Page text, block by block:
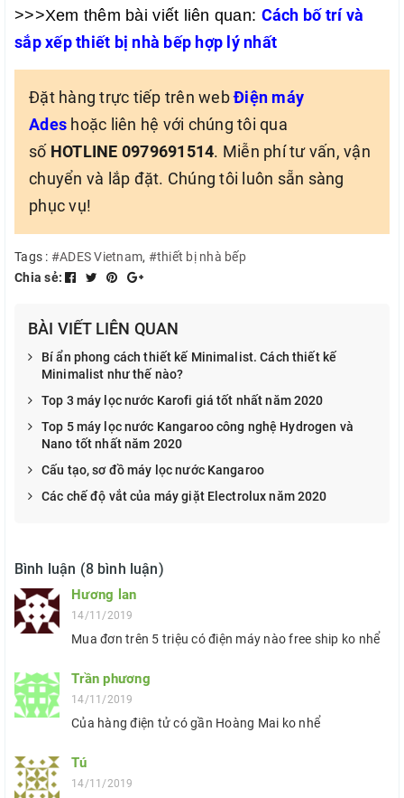
>>>Xem thêm bài viết liên quan: Cách bố trí và
sắp xếp thiết bị nhà bếp hợp lý nhất
Đặt hàng trực tiếp trên webĐiện máy
Ades hoặc liên hệ với chúng tôi qua
số HOTLINE 0979691514. Miễn phí tư vấn, vận
chuyển và lắp đặt. Chúng tôi luôn sẵn sàng
phục vụ!
Tags : #ADES Vietnam, #thiết bị nhà bếp
Chia sẻ:
BÀI VIẾT LIÊN QUAN
Bí ẩn phong cách thiết kế Minimalist. Cách thiết kế
Minimalist như thế nào?
Top 3 máy lọc nước Karofi giá tốt nhất năm 2020
Top 5 máy lọc nước Kangaroo công nghệ Hydrogen và
Nano tốt nhất năm 2020
Cấu tạo, sơ đồ máy lọc nước Kangaroo
Các chế độ vắt của máy giặt Electrolux năm 2020
Bình luận (8 bình luận)
Hương lan
14/11/2019
Mua đơn trên 5 triệu có điện máy nào free ship ko nhể
Trần phương
14/11/2019
Của hàng điện tử có gần Hoàng Mai ko nhể
Tú
14/11/2019